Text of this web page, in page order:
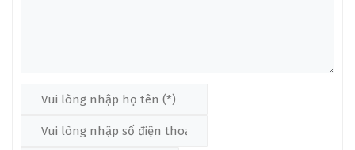
mạnh mẽ, punchy với dải mid rõ ràng, phù hợp cho jazz, funk,